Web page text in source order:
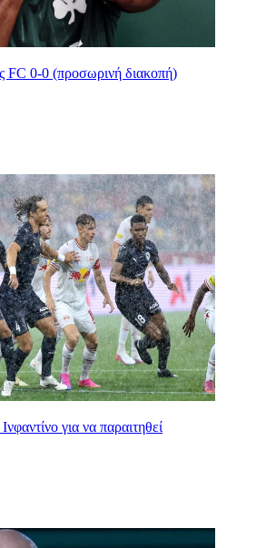
0-0 (προσωρινή διακοπή)
για να παραιτηθεί